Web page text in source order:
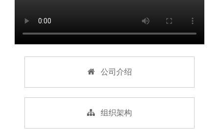
公司介绍
组织架构